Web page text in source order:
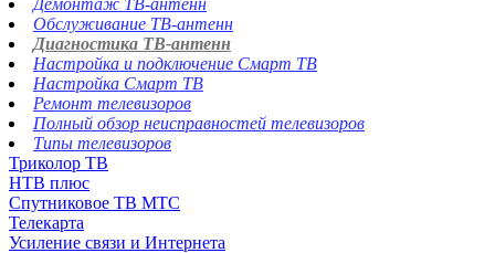
Обслуживание ТВ-антенн
Диагностика ТВ-антенн
Настройка и подключение Смарт ТВ
Настройка Смарт ТВ
Ремонт телевизоров
Полный обзор неисправностей телевизоров
Типы телевизоров
Триколор ТВ
НТВ плюс
Спутниковое ТВ МТС
Телекарта
Усиление связи и Интернета